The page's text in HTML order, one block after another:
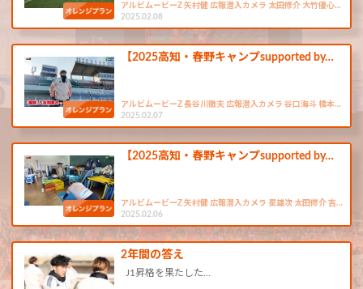
アルビムービーZ 矢村健 広報潜入カメラ 太田修介 大竹優心…
2025.02.08
【2025高知・春野キャンプsupported by…
アルビムービーZ 長谷川徹夫 広報潜入カメラ 谷口海斗 橋本…
2025.02.07
【2025高知・春野キャンプsupported by…
アルビムービーZ 矢村健 広報潜入カメラ 星雄次 太田修介 吉…
2025.02.06
2年間の答え
J1昇格を果たした…